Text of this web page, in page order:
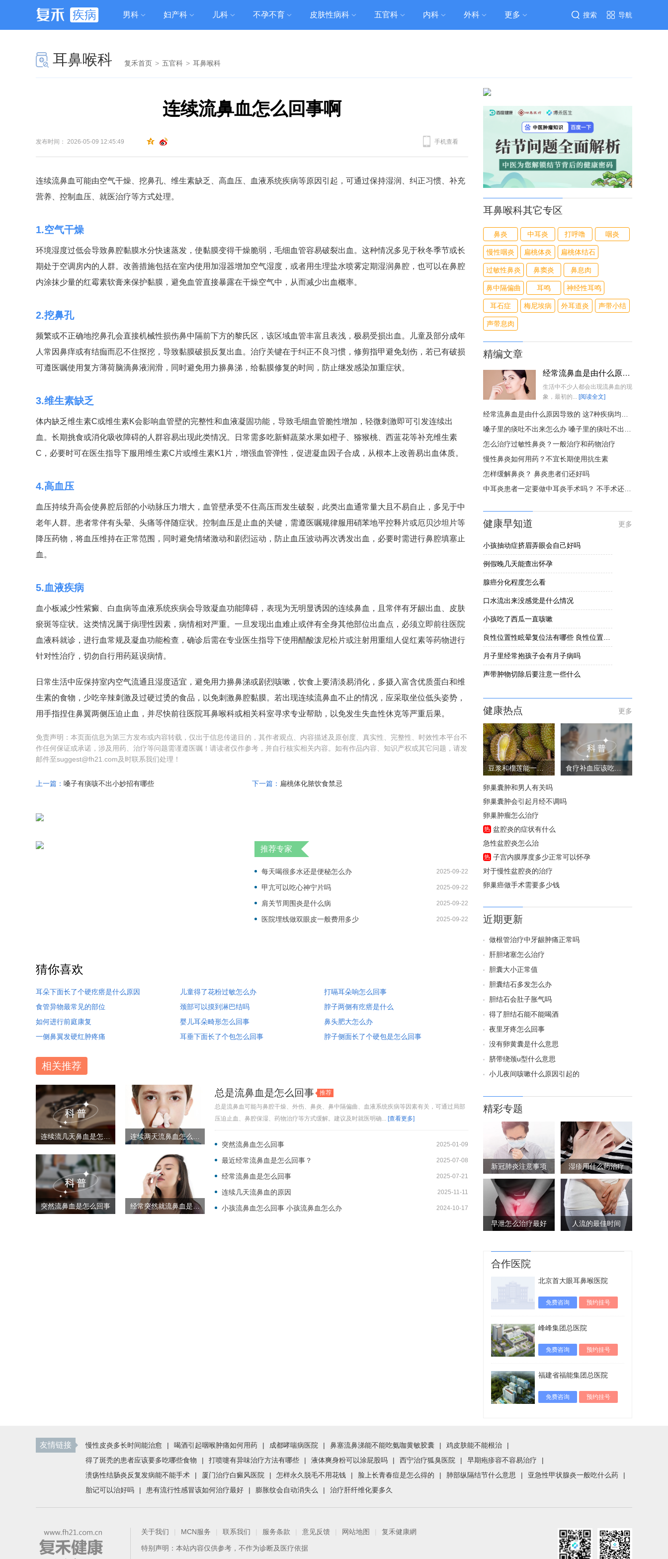
疾病 男科 妇产科 儿科 不孕不育 皮肤性病科 五官科 内科 外科 更多 导航
搜索
耳鼻喉科 复禾首页 > 五官科 > 耳鼻喉科
连续流鼻血怎么回事啊
发布时间： 2026-05-09 12:45:49 手机查看
连续流鼻血可能由空气干燥、挖鼻孔、维生素缺乏、高血压、血液系统疾病等原因引起，可通过保持湿润、纠正习惯、补充
营养、控制血压、就医治疗等方式处理。
1.空气干燥
环境湿度过低会导致鼻腔黏膜水分快速蒸发，使黏膜变得干燥脆弱，毛细血管容易破裂出血。这种情况多见于秋冬季节或长
期处于空调房内的人群。改善措施包括在室内使用加湿器增加空气湿度，或者用生理盐水喷雾定期湿润鼻腔，也可以在鼻腔
内涂抹少量的红霉素软膏来保护黏膜，避免血管直接暴露在干燥空气中，从而减少出血概率。
2.挖鼻孔
频繁或不正确地挖鼻孔会直接机械性损伤鼻中隔前下方的黎氏区，该区域血管丰富且表浅，极易受损出血。儿童及部分成年
人常因鼻痒或有结痂而忍不住抠挖，导致黏膜破损反复出血。治疗关键在于纠正不良习惯，修剪指甲避免划伤，若已有破损
可遵医嘱使用复方薄荷脑滴鼻液润滑，同时避免用力擤鼻涕，给黏膜修复的时间，防止继发感染加重症状。
3.维生素缺乏
体内缺乏维生素C或维生素K会影响血管壁的完整性和血液凝固功能，导致毛细血管脆性增加，轻微刺激即可引发连续出
血。长期挑食或消化吸收障碍的人群容易出现此类情况。日常需多吃新鲜蔬菜水果如橙子、猕猴桃、西蓝花等补充维生素
C，必要时可在医生指导下服用维生素C片或维生素K1片，增强血管弹性，促进凝血因子合成，从根本上改善易出血体质。
4.高血压
血压持续升高会使鼻腔后部的小动脉压力增大，血管壁承受不住高压而发生破裂，此类出血通常量大且不易自止，多见于中
老年人群。患者常伴有头晕、头痛等伴随症状。控制血压是止血的关键，需遵医嘱规律服用硝苯地平控释片或厄贝沙坦片等
降压药物，将血压维持在正常范围，同时避免情绪激动和剧烈运动，防止血压波动再次诱发出血，必要时需进行鼻腔填塞止
血。
5.血液疾病
血小板减少性紫癜、白血病等血液系统疾病会导致凝血功能障碍，表现为无明显诱因的连续鼻血，且常伴有牙龈出血、皮肤
瘀斑等症状。这类情况属于病理性因素，病情相对严重。一旦发现出血难止或伴有全身其他部位出血点，必须立即前往医院
血液科就诊，进行血常规及凝血功能检查，确诊后需在专业医生指导下使用醋酸泼尼松片或注射用重组人促红素等药物进行
针对性治疗，切勿自行用药延误病情。
日常生活中应保持室内空气流通且湿度适宜，避免用力擤鼻涕或剧烈咳嗽，饮食上要清淡易消化，多摄入富含优质蛋白和维
生素的食物，少吃辛辣刺激及过硬过烫的食品，以免刺激鼻腔黏膜。若出现连续流鼻血不止的情况，应采取坐位低头姿势，
用手指捏住鼻翼两侧压迫止血，并尽快前往医院耳鼻喉科或相关科室寻求专业帮助，以免发生失血性休克等严重后果。
免责声明：本页面信息为第三方发布或内容转载，仅出于信息传递目的，其作者观点、内容描述及原创度、真实性、完整性、时效性本平台不
作任何保证或承诺，涉及用药、治疗等问题需谨遵医嘱！请读者仅作参考，并自行核实相关内容。如有作品内容、知识产权或其它问题，请发
邮件至suggest@fh21.com及时联系我们处理！
上一篇： 嗓子有痰咳不出小妙招有哪些 下一篇： 扁桃体化脓饮食禁忌
推荐专家
每天喝很多水还是便秘怎么办 2025-09-22
甲亢可以吃心神宁片吗 2025-09-22
肩关节周围炎是什么病 2025-09-22
医院埋线做双眼皮一般费用多少 2025-09-22
猜你喜欢
耳朵下面长了个硬疙瘩是什么原因 儿童得了花粉过敏怎么办
打嗝耳朵响怎么回事
食管异物最常见的部位
颈部可以摸到淋巴结吗
脖子两侧有疙瘩是什么
如何进行前庭康复
婴儿耳朵畸形怎么回事
鼻头肥大怎么办
一侧鼻翼发硬红肿疼痛
耳垂下面长了个包怎么回事 脖子侧面长了个硬包是怎么回事
相关推荐
突然流鼻血是怎么回事 经常突然就流鼻血是怎么回事
总是流鼻血是怎么回事
推荐
总是流鼻血可能与鼻腔干燥、外伤、鼻炎、鼻中隔偏曲、血液系统疾病等因素有关，可通过局部
压迫止血、鼻腔保湿、药物治疗等方式缓解。建议及时就医明确... [查看更多]
突然流鼻血怎么回事 2025-01-09
最近经常流鼻血是怎么回事？ 2025-07-08
经常流鼻血是怎么回事 2025-07-21
连续几天流鼻血的原因 2025-11-11
小孩流鼻血怎么回事 小孩流鼻血怎么办 2024-10-17
耳鼻喉科其它专区
鼻炎 中耳炎 打呼噜 咽炎
慢性咽炎 扁桃体炎 扁桃体结石
过敏性鼻炎 鼻窦炎 鼻息肉
鼻中隔偏曲 耳鸣 神经性耳鸣
耳石症 梅尼埃病 外耳道炎 声带小结
声带息肉
精编文章
经常流鼻血是由什么原因导致的 这7种疾病均有经常流鼻血的症状表现
生活中不少人都会出现流鼻血的现
象，最初的... [阅读全文]
经常流鼻血是由什么原因导致的 这7种疾病均有经常流鼻血的症状表现
嗓子里的痰吐不出来怎么办 嗓子里的痰吐不出来多喝热水管用吗
怎么治疗过敏性鼻炎？一般治疗和药物治疗
慢性鼻炎如何用药？不宜长期使用抗生素
怎样缓解鼻炎？ 鼻炎患者们还好吗
中耳炎患者一定要做中耳炎手术吗？ 不手术还有其他疗法吗？
健康早知道 更多
小孩抽动症挤眉弄眼会自己好吗
例假晚几天能查出怀孕
腺癌分化程度怎么看
口水流出来没感觉是什么情况
小孩吃了西瓜一直咳嗽
良性位置性眩晕复位法有哪些 良性位置性眩晕要怎么办
月子里经常抱孩子会有月子病吗
声带肿物切除后要注意一些什么
健康热点 更多
豆浆和榴莲能一起吃吗 食疗补血应该吃些什么
卵巢囊肿和男人有关吗
卵巢囊肿会引起月经不调吗
卵巢肿瘤怎么治疗
热 盆腔炎的症状有什么
急性盆腔炎怎么治
热 子宫内膜厚度多少正常可以怀孕
对于慢性盆腔炎的治疗
卵巢癌做手术需要多少钱
近期更新
做根管治疗中牙龈肿痛正常吗
肝胆堵塞怎么治疗
胆囊大小正常值
胆囊结石多发怎么办
胆结石会肚子胀气吗
得了胆结石能不能喝酒
夜里牙疼怎么回事
没有卵黄囊是什么意思
脐带绕颈u型什么意思
小儿夜间咳嗽什么原因引起的
精彩专题
新冠肺炎注意事项 湿疹用什么药治疗
早泄怎么治疗最好 人流的最佳时间
合作医院
北京首大眼耳鼻喉医院
免费咨询 预约挂号
峰峰集团总医院
免费咨询 预约挂号
福建省福能集团总医院
免费咨询 预约挂号
友情链接 慢性皮炎多长时间能治愈 | 喝酒引起咽喉肿痛如何用药 | 成都哮喘病医院 | 鼻塞流鼻涕能不能吃氨咖黄敏胶囊 | 鸡皮肤能不能根治
|
得了斑秃的患者应该要多吃哪些食物
| 打喷嚏有异味治疗方法有哪些 | 液体爽身粉可以涂屁股吗 | 西宁治疗狐臭医院 | 早期疱疹容不容易治疗
|
溃疡性结肠炎反复发病能不能手术
| 厦门治疗白癜风医院 | 怎样永久脱毛不用花钱 | 脸上长青春痘是怎么得的 | 肺部纵隔结节什么意思 | 亚急性甲状腺炎一般吃什么药
|
胎记可以治好吗
| 患有流行性感冒该如何治疗最好 | 膨胀纹会自动消失么 | 治疗肝纤维化要多久
关于我们 MCN服务 联系我们 服务条款 意见反馈 网站地图 复禾健康網
特别声明：本站内容仅供参考，不作为诊断及医疗依据